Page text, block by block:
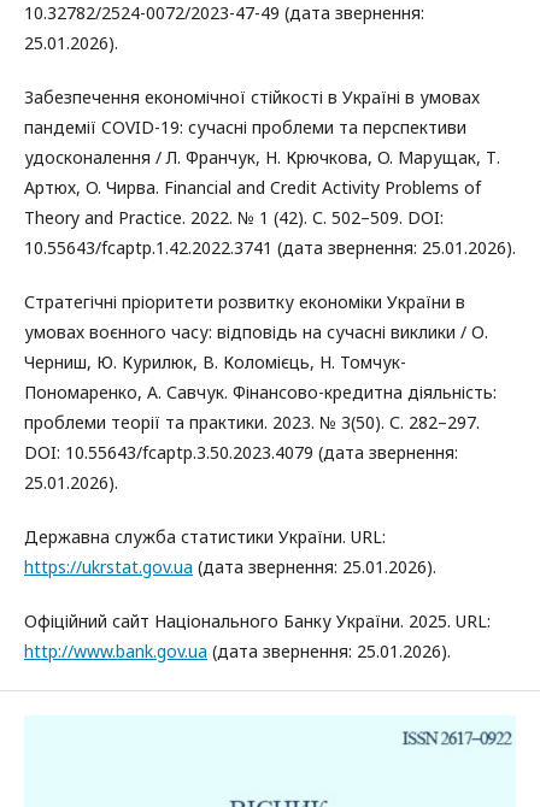
10.32782/2524-0072/2023-47-49 (дата звернення:
25.01.2026).
Забезпечення економічної стійкості в Україні в умовах
пандемії COVID-19: сучасні проблеми та перспективи
удосконалення / Л. Франчук, Н. Крючкова, O. Марущак, Т.
Артюх, O. Чирва. Financial and Credit Activity Problems of
Theory and Practice. 2022. № 1 (42). С. 502–509. DOI:
10.55643/fcaptp.1.42.2022.3741 (дата звернення: 25.01.2026).
Стратегічні пріоритети розвитку економіки України в
умовах воєнного часу: відповідь на сучасні виклики / О.
Черниш, Ю. Курилюк, В. Коломієць, Н. Томчук-
Пономаренко, А. Савчук. Фінансово-кредитна діяльність:
проблеми теорії та практики. 2023. № 3(50). С. 282–297.
DOI: 10.55643/fcaptp.3.50.2023.4079 (дата звернення:
25.01.2026).
Державна служба статистики України. URL:
https://ukrstat.gov.ua (дата звернення: 25.01.2026).
Офіційний сайт Національного Банку України. 2025. URL:
http://www.bank.gov.ua (дата звернення: 25.01.2026).